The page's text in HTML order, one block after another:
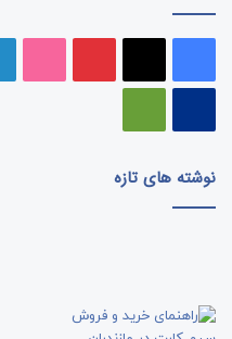
نوشته های تازه